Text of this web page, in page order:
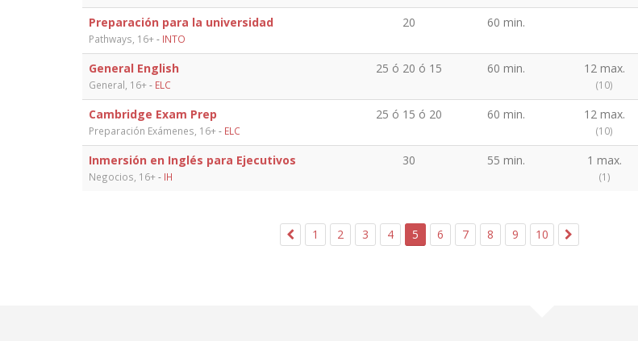
Preparación para la universidad
Pathways, 16+- INTO
20 60 min.
General English
General, 16+- ELC
25 ó 20 ó 15 60 min. 12 max.
(10)
Cambridge Exam Prep
Preparación Exámenes, 16+- ELC
25 ó 15 ó 20 60 min. 12 max.
(10)
Inmersión en Inglés para Ejecutivos
Negocios, 16+- IH
30 55 min. 1 max.
(1)
1 2 3 4 5 6 7 8 9 10